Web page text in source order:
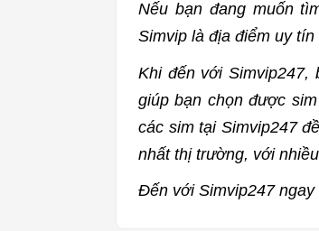
Nếu bạn đang muốn
Simvip là địa điểm uy
Khi đến với Simvip247,
giúp bạn chọn được
các sim tại Simvip247
nhất thị trường, với
Đến với Simvip247